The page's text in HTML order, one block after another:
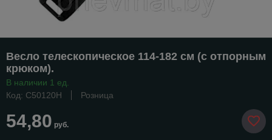
Весло телескопическое 114-182 см (с отпорным
крюком).
В наличии 1 ед.
Код: C50120H
Розница
54,80 руб.